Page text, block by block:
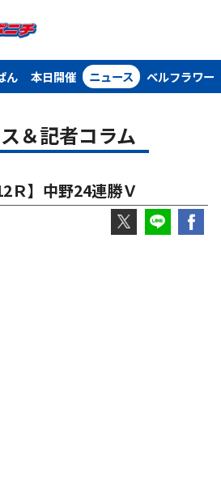
ん 本日開催 ニュース ベルフラワー
＆記者コラム
Ｒ】中野24連勝Ｖ